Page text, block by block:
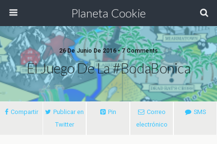
Planeta Cookie
26 De Junio De 2016 • 7 Comments
El Juego De La #BodaBonica
Compartir
Publicar en
Twitter
Pin
Correo
electrónico
SMS